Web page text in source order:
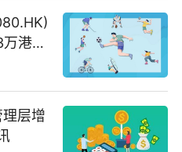
港元
层增